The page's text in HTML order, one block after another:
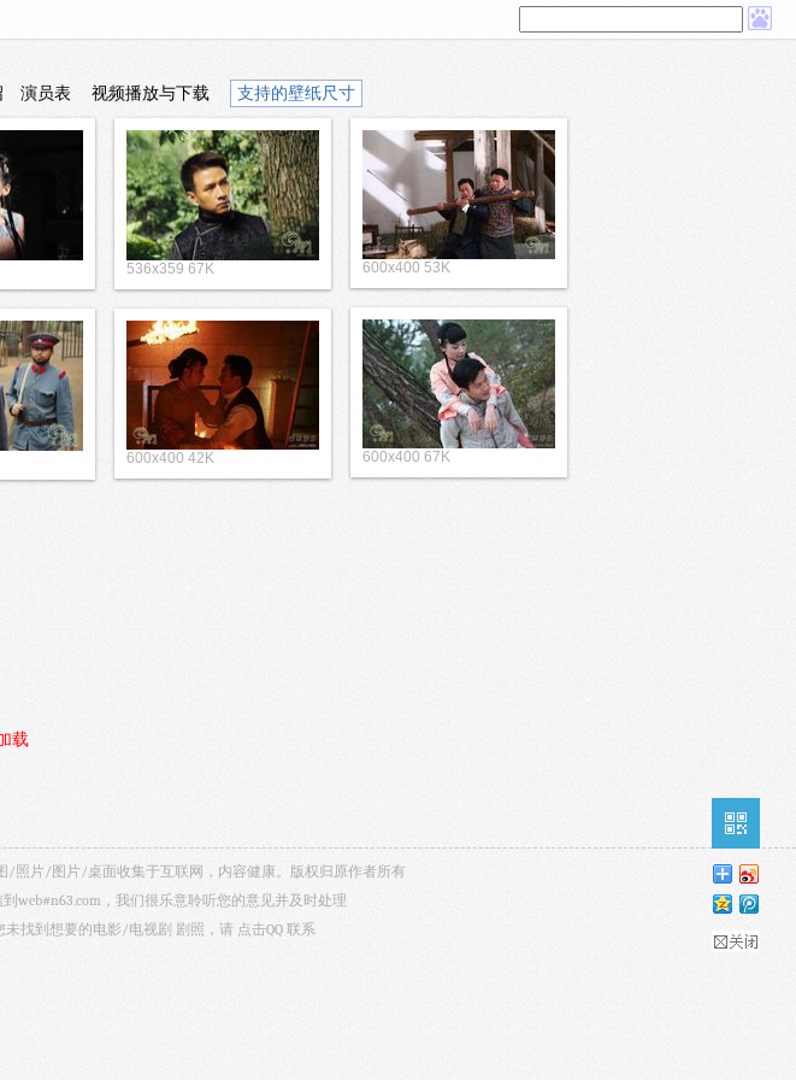
演员表 视频播放与下载 支持的壁纸尺寸
536x359 67K 600x400 53K
600x400 67K
600x400 42K
载
/照片/图片/桌面收集于互联网，内容健康。版权归原作者所有
web#n63.com，我们很乐意聆听您的意见并及时处理
找到想要的电影/电视剧 剧照，请 点击QQ 联系